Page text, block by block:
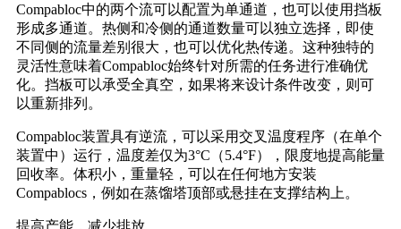
Compabloc中的两个流可以配置为单通道，也可以使用挡板
形成多通道。热侧和冷侧的通道数量可以独立选择，即使
不同侧的流量差别很大，也可以优化热传递。这种独特的
灵活性意味着Compabloc始终针对所需的任务进行准确优
化。挡板可以承受全真空，如果将来设计条件改变，则可
以重新排列。
Compabloc装置具有逆流，可以采用交叉温度程序（在单个
装置中）运行，温度差仅为3°C（5.4°F），限度地提高能量
回收率。体积小，重量轻，可以在任何地方安装
Compablocs，例如在蒸馏塔顶部或悬挂在支撑结构上。
提高产能，减少排放